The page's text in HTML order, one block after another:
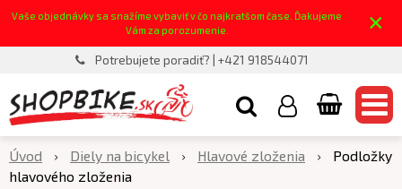
Vaše objednávky sa snažíme vybaviť v čo najkratšom čase. Ďakujeme
Vám za porozumenie.
×
Potrebujete poradiť? | +421 918544071
Úvod Diely na bicykel Hlavové zloženia
Podložky
hlavového zloženia